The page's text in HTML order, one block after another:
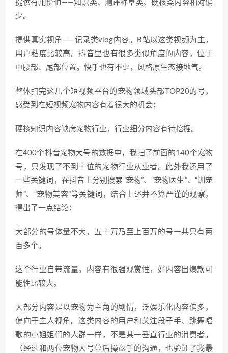
提供有用价值——知识类、测评种草类、硬核类内容相对偏
少。
提供真实视角——记录类vlog内容。B站以这类视频为主，
用户粘度比较高。抖音里也有很多类似角度的内容，位于
中腰部、尾部位置。快手也有不少，风格原生态接地气。
整体扫完这几个短视频平台的宠物领域头部TOP20的号，
感受到在短视频宠物内容有着很大的机会：
硬核知识内容缺席宠物行业，行业细分内容有待挖掘。
在400个抖音宠物大号的数据中，我扫了前面的140个宠物
号，只发现了不到十位的宠物行业从业者。此外我还用了
一些关键词，在抖音上分别搜索“宠物”、“宠物医生”、“训宠
师”、“宠物美容”等关键词，结合上述并不算严谨的观察，
得出了一点结论：
大部分的号体量不大，五十万乃至上百万的号一共只有两
百多个。
这个行业自带流量，内容有很强观赏性，好内容出爆款可
能性比较大。
大部分内容是以宠物为主角的剧情，泛娱乐化内容偏多，
偏向于主人视角。这类内容的用户和关注段子手、跳舞唱
歌的小姐姐们的人群一样，不是某一垂直行业的消费者。
（经过和两位宠物大号幕后操盘手的沟通，也验证了我最